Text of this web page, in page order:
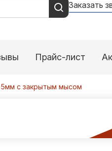
Заказать
Прайс-лист
с закрытым мысом